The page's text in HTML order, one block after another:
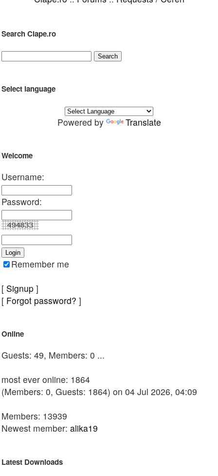
Search Clape.ro
Select language
Powered by Translate
Welcome
Username:
Password:
Remember me
[ Signup ]
[ Forgot password? ]
Online
Guests: 49, Members: 0 ...
most ever online: 1864
(Members: 0, Guests: 1864) on 04 Jul 2026, 04:09
Members: 13939
Newest member: alika19
Latest Downloads